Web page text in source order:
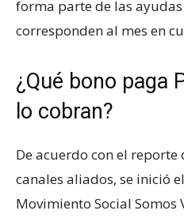
forma parte de las
corresponden al mes en
¿Qué bono paga
lo cobran?
De acuerdo con el reporte
canales aliados, se inició
Movimiento Social Somos